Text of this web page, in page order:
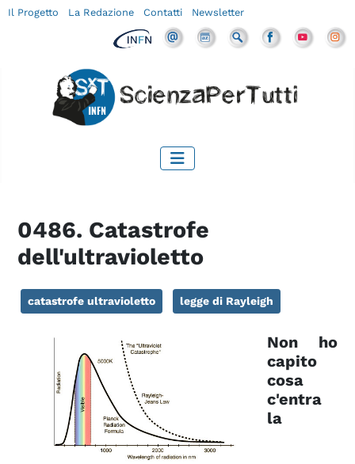
Il Progetto La Redazione Contatti Newsletter
0486. Catastrofe
dell'ultravioletto
catastrofe ultravioletto legge di Rayleigh
Non ho
capito
cosa
c'entra
la